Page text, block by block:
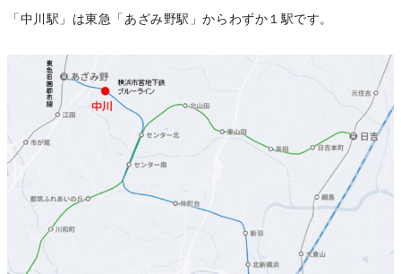
「中川駅」は東急「あざみ野駅」からわずか１駅です。